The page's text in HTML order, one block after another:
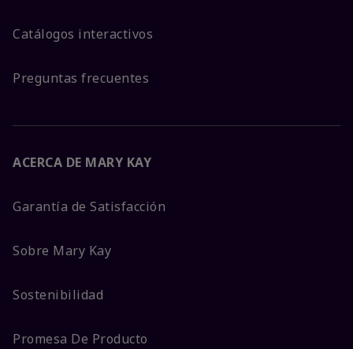
Catálogos interactivos
Preguntas frecuentes
ACERCA DE MARY KAY
Garantía de Satisfacción
Sobre Mary Kay
Sostenibilidad
Promesa De Producto